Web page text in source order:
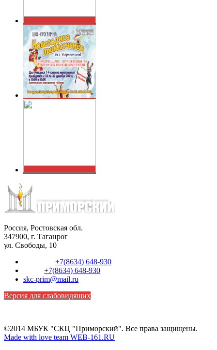
Россия, Ростовская обл.
347900, г. Таганрог
ул. Свободы, 10
+7(8634) 648-930
+7(8634) 648-930
skc-prim@mail.ru
Версия для слабовидящих
©2014 МБУК "СКЦ "Приморский". Все права защищены.
Made with love team WEB-161.RU